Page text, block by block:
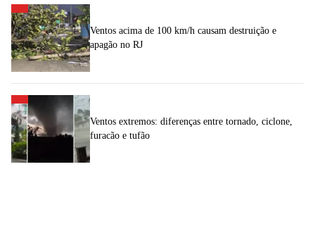
Ventos acima de 100 km/h causam destruição e
apagão no RJ
Ventos extremos: diferenças entre tornado, ciclone,
furacão e tufão